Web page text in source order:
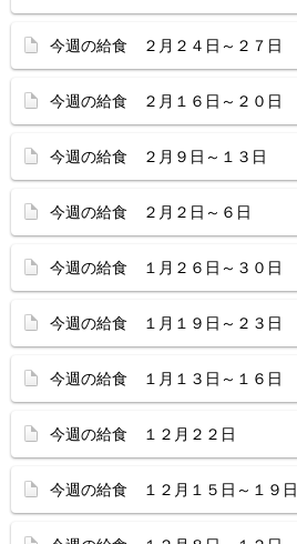
今週の給食 ２月２４日～２７日
今週の給食 ２月１６日～２０日
今週の給食 ２月９日～１３日
今週の給食 ２月２日～６日
今週の給食 １月２６日～３０日
今週の給食 １月１９日～２３日
今週の給食 １月１３日～１６日
今週の給食 １２月２２日
今週の給食 １２月１５日～１９日